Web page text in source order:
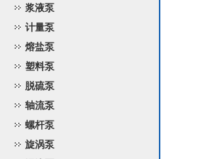
浆液泵
计量泵
熔盐泵
塑料泵
脱硫泵
轴流泵
螺杆泵
旋涡泵